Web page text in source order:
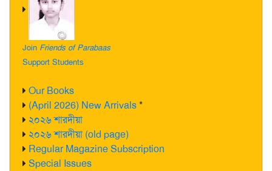
Join Friends of Parabaas
Support Students
Our Books
(April 2026) New Arrivals*
২০২৬ শারদীয়া
২০২৬ শারদীয়া (old page)
Regular Magazine Subscription
Special Issues